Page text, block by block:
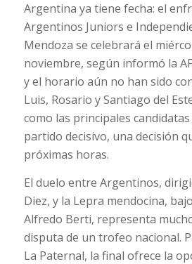
Argentina ya tiene fecha: el
Argentinos Juniors e
Mendoza se celebrará el
noviembre, según informó la
y el horario aún no han sido
Luis, Rosario y Santiago del
como las principales
partido decisivo, una decisión
próximas horas.
El duelo entre Argentinos,
Diez, y la Lepra mendocina,
Alfredo Berti, representa
disputa de un trofeo nacional.
La Paternal, la final ofrece la